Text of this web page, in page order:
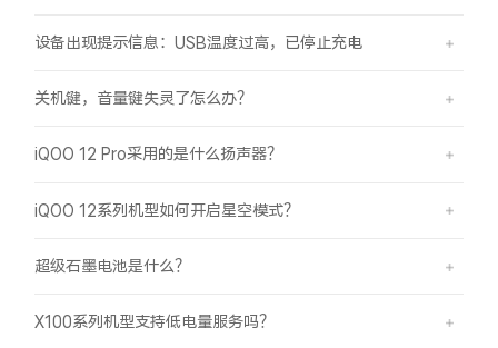
设备出现提示信息：USB温度过高，已停止充电
关机键，音量键失灵了怎么办？
iQOO 12 Pro采用的是什么扬声器？
iQOO 12系列机型如何开启星空模式？
超级石墨电池是什么？
X100系列机型支持低电量服务吗？